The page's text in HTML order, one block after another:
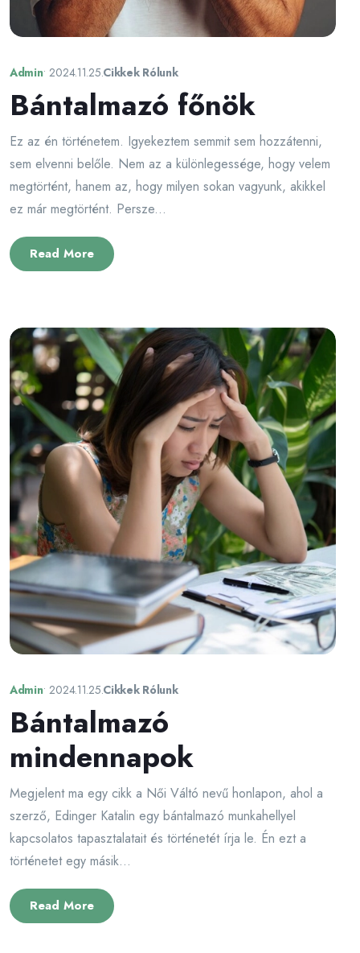
Admin• 2024.11.25.Cikkek Rólunk
Bántalmazó főnök
Ez az én történetem. Igyekeztem semmit sem hozzátenni,
sem elvenni belőle. Nem az a különlegessége, hogy velem
megtörtént, hanem az, hogy milyen sokan vagyunk, akikkel
ez már megtörtént. Persze...
Read More
Admin• 2024.11.25.Cikkek Rólunk
Bántalmazó
mindennapok
Megjelent ma egy cikk a Női Váltó nevű honlapon, ahol a
szerző, Edinger Katalin egy bántalmazó munkahellyel
kapcsolatos tapasztalatait és történetét írja le. Én ezt a
történetet egy másik...
Read More